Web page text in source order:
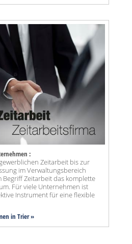
:
Zeitarbeit bis zur
im Verwaltungsbereich
Zeitarbeit das komplette
Für viele Unternehmen ist
Instrument für eine flexible
in Trier »